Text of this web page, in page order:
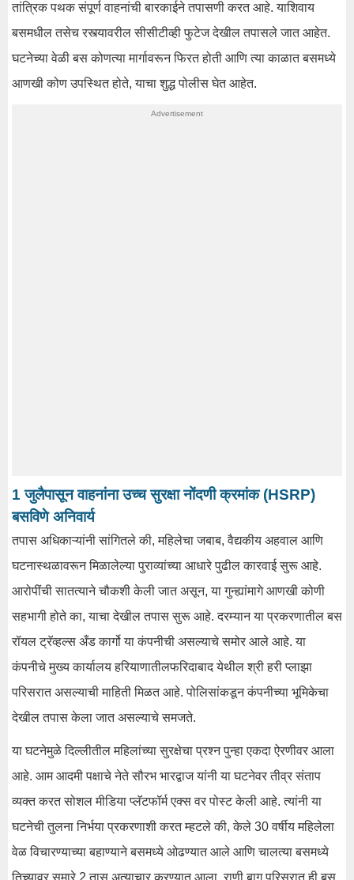
तांत्रिक पथक संपूर्ण वाहनांची बारकाईने तपासणी करत आहे. याशिवाय
बसमधील तसेच रस्त्यावरील सीसीटीव्ही फुटेज देखील तपासले जात आहेत.
घटनेच्या वेळी बस कोणत्या मार्गावरून फिरत होती आणि त्या काळात बसमध्ये
आणखी कोण उपस्थित होते, याचा शुद्ध पोलीस घेत आहेत.
1 जुलैपासून वाहनांना उच्च सुरक्षा नोंदणी क्रमांक (HSRP)
बसविणे अनिवार्य
तपास अधिकाऱ्यांनी सांगितले की, महिलेचा जबाब, वैद्यकीय अहवाल आणि
घटनास्थळावरून मिळालेल्या पुराव्यांच्या आधारे पुढील कारवाई सुरू आहे.
आरोपींची सातत्याने चौकशी केली जात असून, या गुन्ह्यांमागे आणखी कोणी
सहभागी होते का, याचा देखील तपास सुरू आहे. दरम्यान या प्रकरणातील बस
रॉयल ट्रॅव्हल्स अँड कार्गो या कंपनीची असल्याचे समोर आले आहे. या
कंपनीचे मुख्य कार्यालय हरियाणातीलफरिदाबाद येथील श्री हरी प्लाझा
परिसरात असल्याची माहिती मिळत आहे. पोलिसांकडून कंपनीच्या भूमिकेचा
देखील तपास केला जात असल्याचे समजते.
या घटनेमुळे दिल्लीतील महिलांच्या सुरक्षेचा प्रश्न पुन्हा एकदा ऐरणीवर आला
आहे. आम आदमी पक्षाचे नेते सौरभ भारद्वाज यांनी या घटनेवर तीव्र संताप
व्यक्त करत सोशल मीडिया प्लॅटफॉर्म एक्स वर पोस्ट केली आहे. त्यांनी या
घटनेची तुलना निर्भया प्रकरणाशी करत म्हटले की, केले 30 वर्षीय महिलेला
वेळ विचारण्याच्या बहाण्याने बसमध्ये ओढण्यात आले आणि चालत्या बसमध्ये